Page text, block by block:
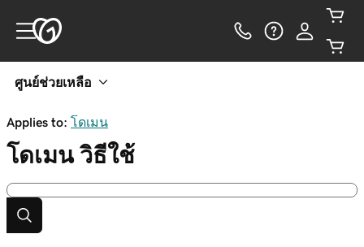
ศูนย์ช่วยเหลือ
Applies to: โดเมน
โดเมน วิธีใช้